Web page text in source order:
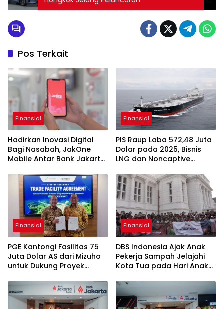
Pos Terkait
Finansial
Hadirkan Inovasi Digital
Bagi Nasabah, JakOne
Mobile Antar Bank Jakarta
Excellence Awards 2026
Finansial
PIS Raup Laba 572,48 Juta
Dolar pada 2025, Bisnis
LNG dan Noncaptive
Finansial
PGE Kantongi Fasilitas 75
Juta Dolar AS dari Mizuho
untuk Dukung Proyek
Finansial
DBS Indonesia Ajak Anak
Pekerja Sampah Jelajahi
Kota Tua pada Hari Anak